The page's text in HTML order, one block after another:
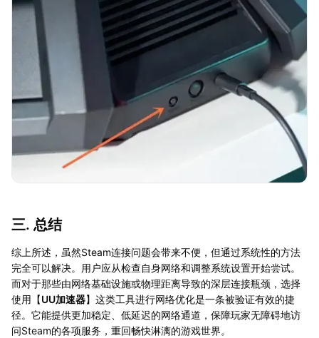
三. 总结
综上所述，虽然Steam连接问题会带来不便，但通过系统性的方法
完全可以解决。用户应从检查自身网络和调整系统设置开始尝试。
而对于那些由网络基础设施或物理距离导致的深层连接瓶颈，选择
使用【UU加速器】这类工具进行网络优化是一条被验证有效的捷
径。它能提供更加稳定、低延迟的网络通道，保障玩家无障碍地访
问Steam的各项服务，重回畅快淋漓的游戏世界。